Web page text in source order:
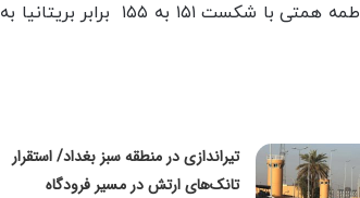
فینال خود را پشت سر گذاشت که طی آن هادی نوری و فاطمه همتی با شکست ۱۵۱ به ۱۵۵ برابر بریتانیا به
تیراندازی در منطقه سبز بغداد/ استقرار
تانک‌های ارتش در مسیر فرودگاه